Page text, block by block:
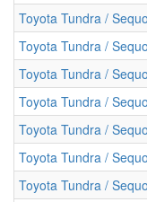
Toyota Tundra /
Toyota Tundra /
Toyota Tundra /
Toyota Tundra /
Toyota Tundra /
Toyota Tundra /
Toyota Tundra /